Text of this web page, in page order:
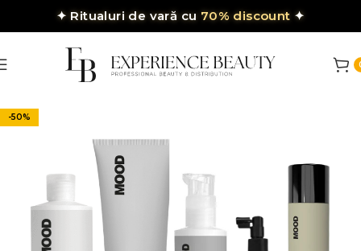
✦ Ritualuri de vară cu 70% discount ✦
-50%